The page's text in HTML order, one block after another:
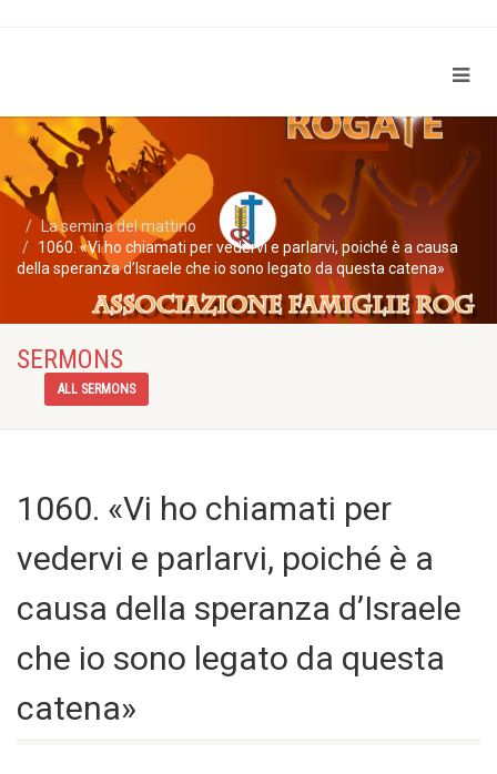
La semina del mattino
1060. «Vi ho chiamati per vedervi e parlarvi, poiché è a causa
della speranza d’Israele che io sono legato da questa catena»
SERMONS
ALL SERMONS
1060. «Vi ho chiamati per
vedervi e parlarvi, poiché è a
causa della speranza d’Israele
che io sono legato da questa
catena»